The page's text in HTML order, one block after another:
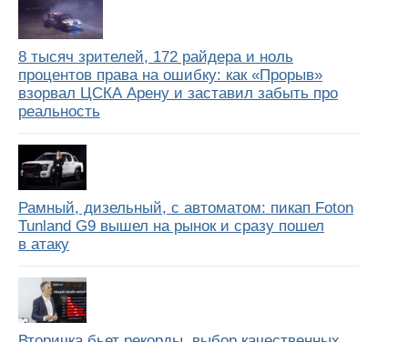
8 тысяч зрителей, 172 райдера и ноль
процентов права на ошибку: как «Прорыв»
взорвал ЦСКА Арену и заставил забыть про
реальность
Рамный, дизельный, с автоматом: пикап Foton
Tunland G9 вышел на рынок и сразу пошел
в атаку